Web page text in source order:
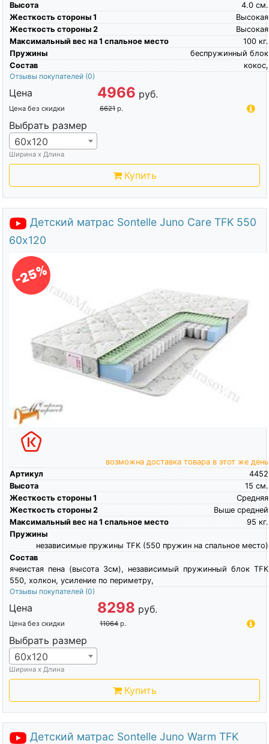
Высота
см.
4.0
Жесткость стороны 1
Высокая
Жесткость стороны 2
Высокая
Максимальный вес на 1 спальное место
кг.
100
Пружины
беспружинный блок
Состав
кокос,
Отзывы покупателей (0)
Цена 4966 руб.
Цена без скидки 6621 р.
Выбрать размер
60х120
Ширина х Длина
Купить
Детский матрас Sontelle Juno Care TFK 550
60х120
-25%
возможна доставка товара в этот же день
Артикул
4452
Высота
см.
15
Жесткость стороны 1
Средняя
Жесткость стороны 2
Выше средней
Максимальный вес на 1 спальное место
кг.
95
Пружины
независимые пружины TFK (550 пружин на спальное место)
Состав
ячеистая пена (высота 3см), независимый пружинный блок TFK
550, холкон, усиление по периметру,
Отзывы покупателей (0)
Цена 8298 руб.
Цена без скидки 11064 р.
Выбрать размер
60х120
Ширина х Длина
Купить
Детский матрас Sontelle Juno Warm TFK